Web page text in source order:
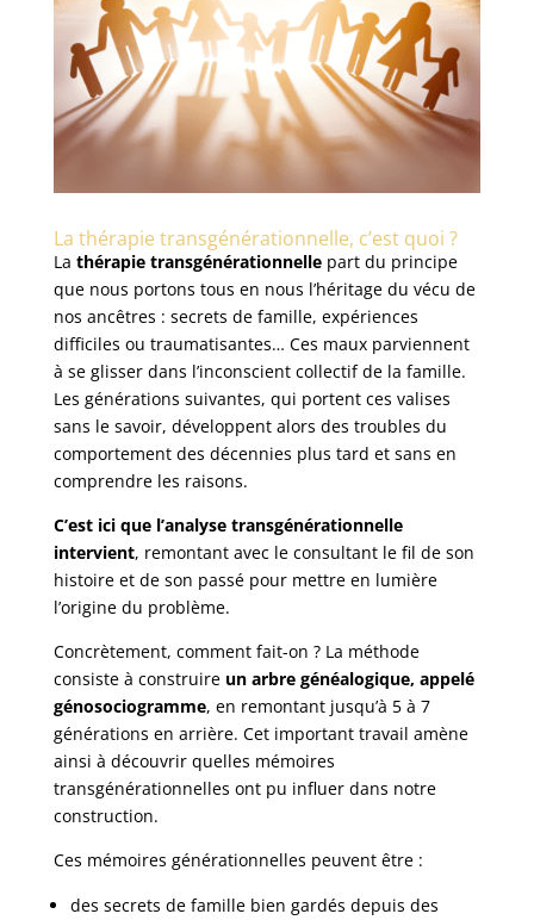
La thérapie transgénérationnelle, c’est quoi ?
La thérapie transgénérationnellepart du principe
que nous portons tous en nous l’héritage du vécu de
nos ancêtres : secrets de famille, expériences
difficiles ou traumatisantes… Ces maux parviennent
à se glisser dans l’inconscient collectif de la famille.
Les générations suivantes, qui portent ces valises
sans le savoir, développent alors des troubles du
comportement des décennies plus tard et sans en
comprendre les raisons.
C’est ici que l’analyse transgénérationnelle
intervient, remontant avec le consultant le fil de son
histoire et de son passé pour mettre en lumière
l’origine du problème.
Concrètement, comment fait-on ? La méthode
consiste à construire un arbre généalogique, appelé
génosociogramme, en remontant jusqu’à 5 à 7
générations en arrière. Cet important travail amène
ainsi à découvrir quelles mémoires
transgénérationnelles ont pu influer dans notre
construction.
Ces mémoires générationnelles peuvent être :
des secrets de famille bien gardés depuis des